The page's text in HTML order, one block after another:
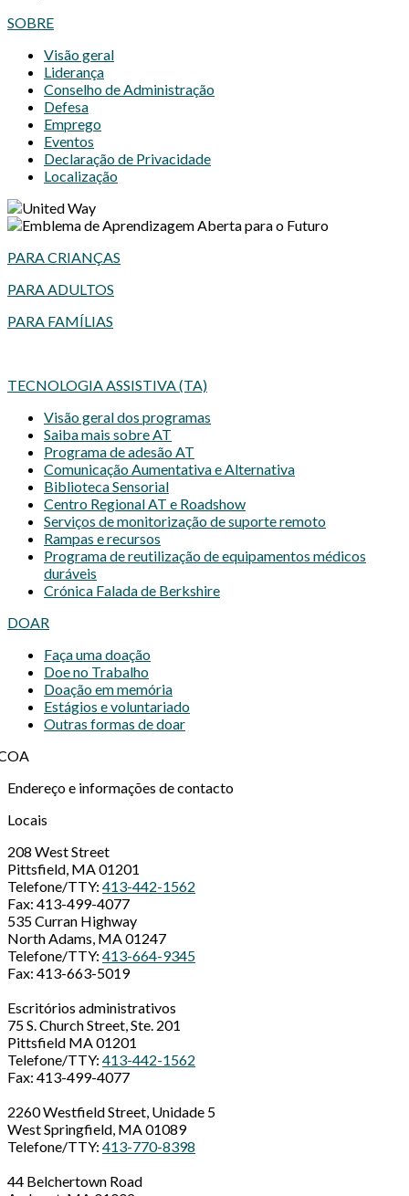
SOBRE
Visão geral
Liderança
Conselho de Administração
Defesa
Emprego
Eventos
Declaração de Privacidade
Localização
PARA CRIANÇAS
PARA ADULTOS
PARA FAMÍLIAS
TECNOLOGIA ASSISTIVA (TA)
Visão geral dos programas
Saiba mais sobre AT
Programa de adesão AT
Comunicação Aumentativa e Alternativa
Biblioteca Sensorial
Centro Regional AT e Roadshow
Serviços de monitorização de suporte remoto
Rampas e recursos
Programa de reutilização de equipamentos médicos
duráveis
Crónica Falada de Berkshire
DOAR
Faça uma doação
Doe no Trabalho
Doação em memória
Estágios e voluntariado
Outras formas de doar
Endereço e informações de contacto
Locais
208 West Street
Pittsfield, MA 01201
Telefone/TTY: 413-442-1562
Fax: 413-499-4077
535 Curran Highway
North Adams, MA 01247
Telefone/TTY: 413-664-9345
Fax: 413-663-5019
Escritórios administrativos
75 S. Church Street, Ste. 201
Pittsfield MA 01201
Telefone/TTY: 413-442-1562
Fax: 413-499-4077
2260 Westfield Street, Unidade 5
West Springfield, MA 01089
Telefone/TTY: 413-770-8398
44 Belchertown Road